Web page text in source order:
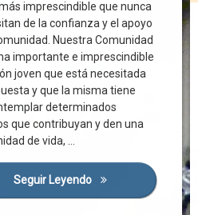
imprescindible que nunca
de la confianza y el apoyo
Nuestra Comunidad
importante e imprescindible
joven que está necesitada
y que la misma tiene
determinados
que contribuyan y den una
de vida, …
Seguir Leyendo Nuestra